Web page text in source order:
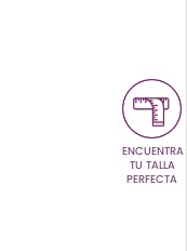
ENCUENTRA
TU TALLA
PERFECTA